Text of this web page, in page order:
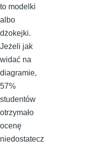
to modelki
albo
dżokejki.
Jeżeli jak
widać na
diagramie,
57%
studentów
otrzymało
ocenę
niedostatecz